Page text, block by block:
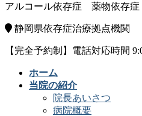
アルコール依存症 薬物依存症
静岡県依存症治療拠点機関
【完全予約制】電話対応時間
ホーム
当院の紹介
院長あいさつ
病院概要